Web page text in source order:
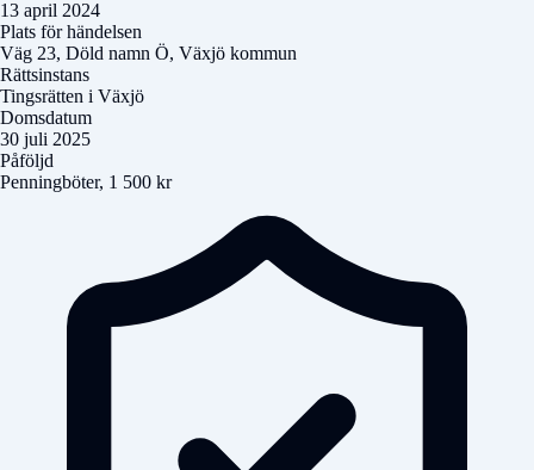
13 april 2024
Plats för händelsen
Väg 23, Döld namn Ö, Växjö kommun
Rättsinstans
Tingsrätten i Växjö
Domsdatum
30 juli 2025
Påföljd
Penningböter, 1 500 kr